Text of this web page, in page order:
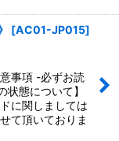
[AC01-JP015]
事項 -必ずお読
態について】
に関しましては
て頂いておりま